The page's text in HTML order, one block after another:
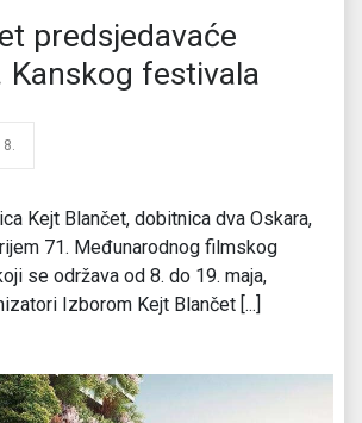
predsjedavaće
Kanskog festivala
Kejt Blančet, dobitnica dva Oskara,
71. Međunarodnog filmskog
se održava od 8. do 19. maja,
Izborom Kejt Blančet [...]